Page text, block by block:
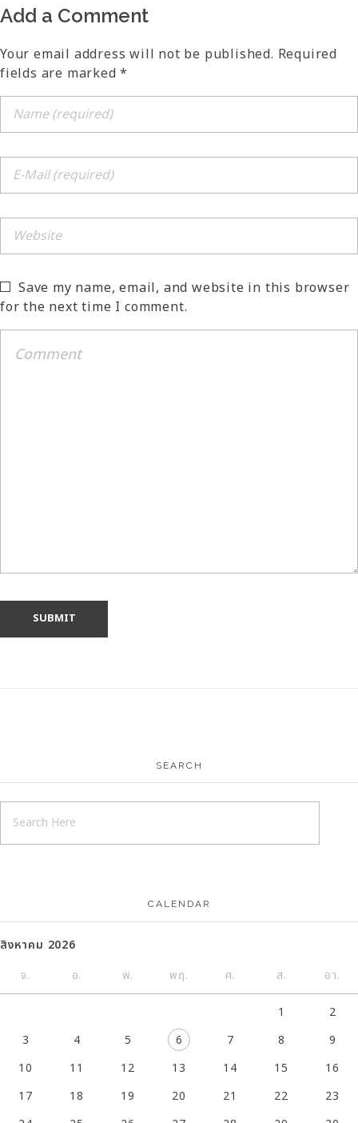
Add a Comment
Your email address will not be published. Required
fields are marked *
Save my name, email, and website in this browser
for the next time I comment.
SEARCH
CALENDAR
สิงหาคม 2026
จ.
อ. พ. พฤ. ศ. ส. อา.
1
2
3
4 5 6 7 8
9
10
11 12 13 14 15
16
17
18 19 20 21 22
23